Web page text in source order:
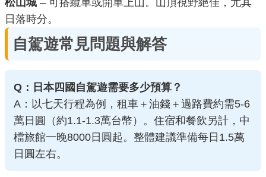
松山城 – 可搭纜車或開車上山。山頂視野絕佳，尤其
日落時分。
自駕遊常見問題與解答
Q：日本四國自駕遊需要多少預算？
A：以七天行程為例，租車＋油錢＋過路費約需5-6
萬日圓（約1.1-1.3萬台幣）。住宿和餐飲另計，中
檔旅館一晚8000日圓起。整體建議準備每日1.5萬
日圓左右。